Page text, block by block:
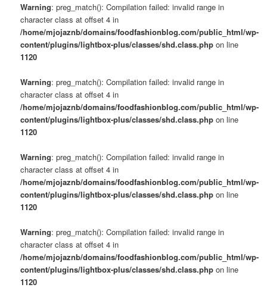
Warning: preg_match(): Compilation failed: invalid range in
character class at offset 4 in
/home/mjojaznb/domains/foodfashionblog.com/public_html/wp-
content/plugins/lightbox-plus/classes/shd.class.php on line
1120
Warning: preg_match(): Compilation failed: invalid range in
character class at offset 4 in
/home/mjojaznb/domains/foodfashionblog.com/public_html/wp-
content/plugins/lightbox-plus/classes/shd.class.php on line
1120
Warning: preg_match(): Compilation failed: invalid range in
character class at offset 4 in
/home/mjojaznb/domains/foodfashionblog.com/public_html/wp-
content/plugins/lightbox-plus/classes/shd.class.php on line
1120
Warning: preg_match(): Compilation failed: invalid range in
character class at offset 4 in
/home/mjojaznb/domains/foodfashionblog.com/public_html/wp-
content/plugins/lightbox-plus/classes/shd.class.php on line
1120